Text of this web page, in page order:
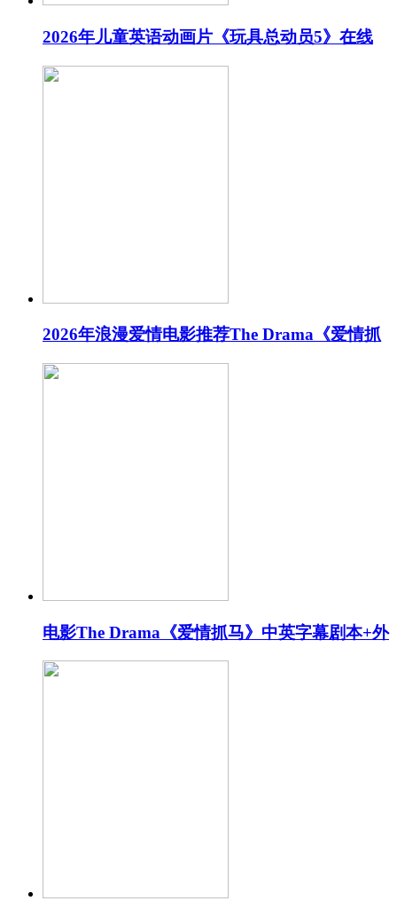
2026年儿童英语动画片《玩具总动员5》在线
2026年浪漫爱情电影推荐The Drama《爱情抓
电影The Drama《爱情抓马》中英字幕剧本+外